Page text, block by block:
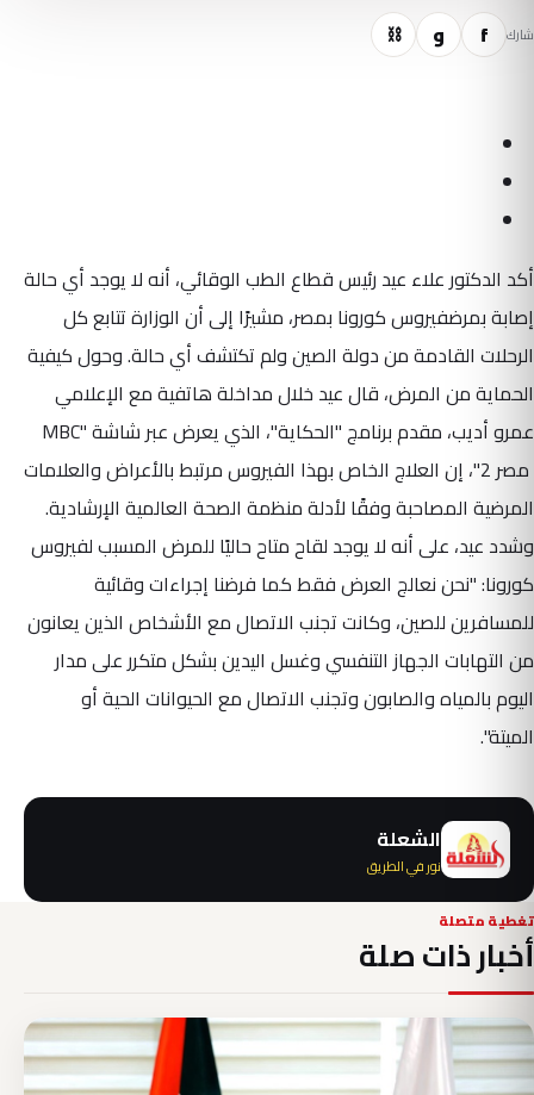
شارك f و ⛓
أكد الدكتور علاء عيد رئيس قطاع الطب الوقائي، أنه لا يوجد أي حالة
إصابة بمرضفيروس كورونا بمصر، مشيرًا إلى أن الوزارة تتابع كل
الرحلات القادمة من دولة الصين ولم تكتشف أي حالة. وحول كيفية
الحماية من المرض، قال عيد خلال مداخلة هاتفية مع الإعلامي
عمرو أديب، مقدم برنامج "الحكاية"، الذي يعرض عبر شاشة "MBC
مصر 2"، إن العلاج الخاص بهذا الفيروس مرتبط بالأعراض والعلامات
المرضية المصاحبة وفقًا لأدلة منظمة الصحة العالمية الإرشادية.
وشدد عيد، على أنه لا يوجد لقاح متاح حاليًا للمرض المسبب لفيروس
كورونا: "نحن نعالج العرض فقط كما فرضنا إجراءات وقائية
للمسافرين للصين، وكانت تجنب الاتصال مع الأشخاص الذين يعانون
من التهابات الجهاز التنفسي وغسل اليدين بشكل متكرر على مدار
اليوم بالمياه والصابون وتجنب الاتصال مع الحيوانات الحية أو
الميتة".
الشعلة
نور في الطريق
تغطية متصلة
أخبار ذات صلة